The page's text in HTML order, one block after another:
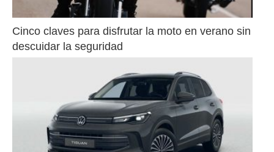
Cinco claves para disfrutar la moto en verano sin
descuidar la seguridad